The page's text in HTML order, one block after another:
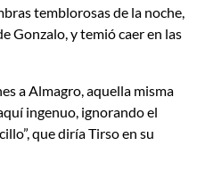
temblorosas de la noche,
Gonzalo, y temió caer en las
a Almagro, aquella misma
ingenuo, ignorando el
que diría Tirso en su